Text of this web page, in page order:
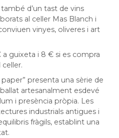
d’un tast de vins
al celler Mas Blanch i
vinyes, oliveres i art
a guixeta i 8 € si es compra
paper” presenta una sèrie de
artesanalment esdevé
i presència pròpia. Les
industrials antigues i
fràgils, establint una